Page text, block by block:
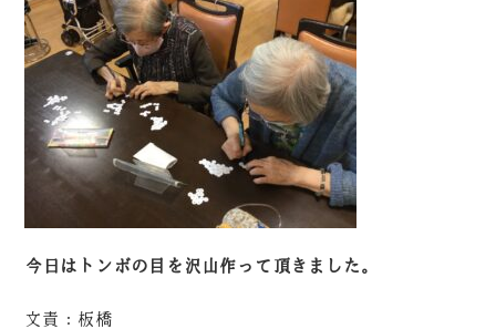
今日はトンボの目を沢山作って頂きました。
文責：板橋